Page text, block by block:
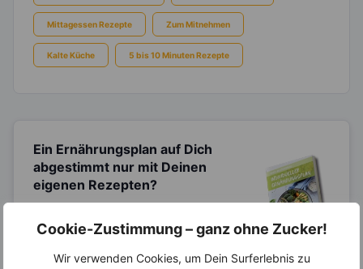
Cookie-Zustimmung – ganz ohne Zucker!
Wir verwenden Cookies, um Dein Surferlebnis zu
Mittagessen Rezepte Zum Mitnehmen
Kalte Küche 5 bis 10 Minuten Rezepte
Ein Ernährungsplan auf Dich
abgestimmt nur mit Deinen
eigenen Rezepten?
Ernährungsplan nur mit Deinen
Lieblingsrezepten auf Basis des gesamten
Know-Hows von
invi koo